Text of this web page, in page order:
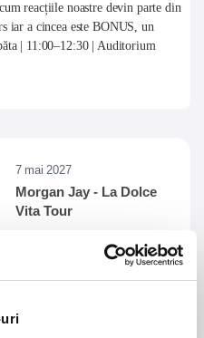
reacțiile noastre devin parte din
iar a cincea este BONUS, un
| 11:00–12:30 | Auditorium
7 mai 2027
Morgan Jay - La Dolce
Vita Tour
Sala Palatului, Bucuresti
CLASSIC